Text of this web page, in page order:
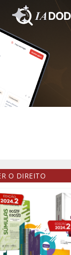
O DIREITO